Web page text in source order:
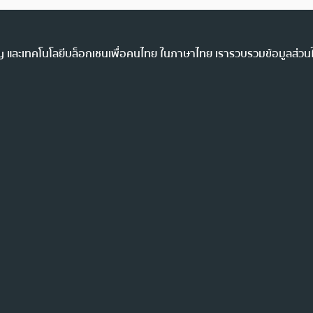
ะเทคโนโลยีบล็อกเชนเพื่อคนไทย ในภาษาไทย เรารวบรวมข้อมูลส่